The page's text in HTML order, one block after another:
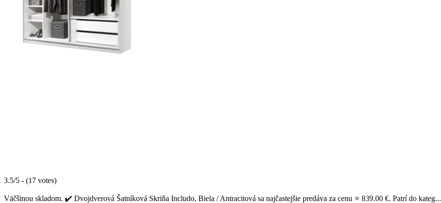
3.5/5 - (17 votes)
Väčšinou skladom. ✔️ Dvojdverová Šatníková Skriňa Includo, Biela / Antracitová sa najčastejšie predáva za cenu ⭐ 839.00 €. Patrí do kateg...